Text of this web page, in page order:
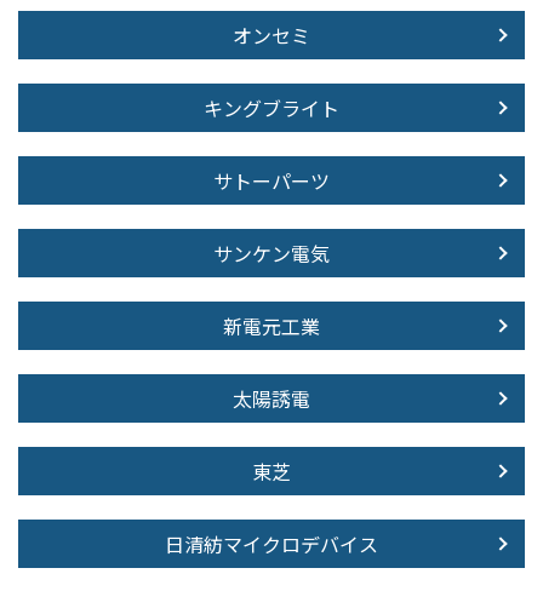
オンセミ
キングブライト
サトーパーツ
サンケン電気
新電元工業
太陽誘電
東芝
日清紡マイクロデバイス